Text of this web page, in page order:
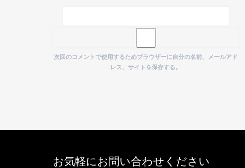
次回のコメントで使用するためブラウザーに自分の名前、メールアド
レス、サイトを保存する。
お気軽にお問い合わせください